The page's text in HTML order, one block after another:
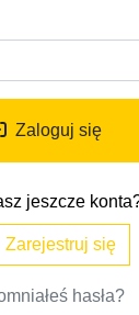
Zaloguj się
jeszcze
Zarejestruj się
hasła?